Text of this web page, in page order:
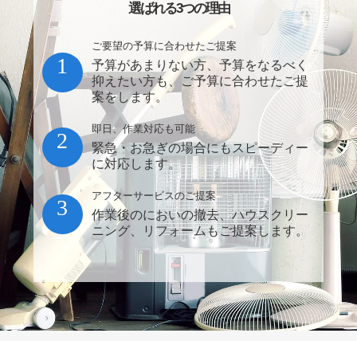
選ばれる3つの理由
ご要望の予算に合わせたご提案
予算があまりない方、予算をなるべく
抑えたい方も、ご予算に合わせたご提
案をします。
1
即日、作業対応も可能
緊急・お急ぎの場合にもスピーディー
に対応します。
2
アフターサービスのご提案
作業後のにおいの撤去、ハウスクリー
ニング、リフォームもご提案します。
3